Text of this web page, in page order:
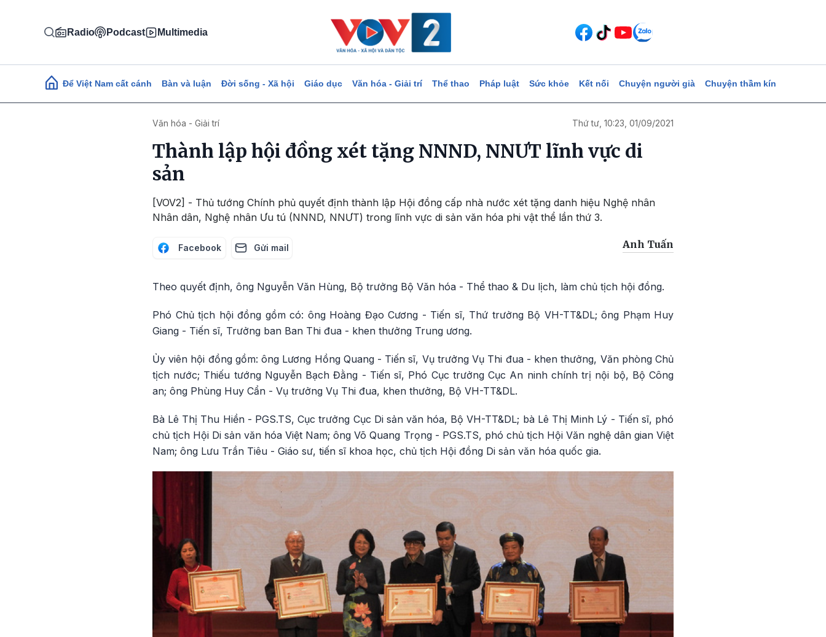
Radio Podcast Multimedia
Main navigation
Để Việt Nam cất cánh Bàn và luận Đời sống - Xã hội Giáo dục Văn hóa - Giải trí Thể thao Pháp luật Sức khỏe Kết nối Chuyện người già Chuyện thầm kín
Văn hóa - Giải trí Thứ tư, 10:23, 01/09/2021
Thành lập hội đồng xét tặng NNND, NNƯT lĩnh vực di
sản
[VOV2] - Thủ tướng Chính phủ quyết định thành lập Hội đồng cấp nhà nước xét tặng danh hiệu Nghệ nhân
Nhân dân, Nghệ nhân Ưu tú (NNND, NNƯT) trong lĩnh vực di sản văn hóa phi vật thể lần thứ 3.
Facebook Gửi mail Anh Tuấn
Theo quyết định, ông Nguyễn Văn Hùng, Bộ trưởng Bộ Văn hóa - Thể thao & Du lịch, làm chủ tịch hội đồng.
Phó Chủ tịch hội đồng gồm có: ông Hoàng Đạo Cương - Tiến sĩ, Thứ trưởng Bộ VH-TT&DL; ông Phạm Huy
Giang - Tiến sĩ, Trưởng ban Ban Thi đua - khen thưởng Trung ương.
Ủy viên hội đồng gồm: ông Lương Hồng Quang - Tiến sĩ, Vụ trưởng Vụ Thi đua - khen thưởng, Văn phòng Chủ
tịch nước; Thiếu tướng Nguyễn Bạch Đằng - Tiến sĩ, Phó Cục trưởng Cục An ninh chính trị nội bộ, Bộ Công
an; ông Phùng Huy Cẩn - Vụ trưởng Vụ Thi đua, khen thưởng, Bộ VH-TT&DL.
Bà Lê Thị Thu Hiền - PGS.TS, Cục trưởng Cục Di sản văn hóa, Bộ VH-TT&DL; bà Lê Thị Minh Lý - Tiến sĩ, phó
chủ tịch Hội Di sản văn hóa Việt Nam; ông Võ Quang Trọng - PGS.TS, phó chủ tịch Hội Văn nghệ dân gian Việt
Nam; ông Lưu Trần Tiêu - Giáo sư, tiến sĩ khoa học, chủ tịch Hội đồng Di sản văn hóa quốc gia.